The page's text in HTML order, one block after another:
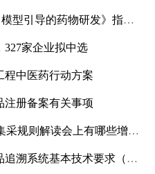
》指导原则实施建议和中文翻译稿意见
327家企业拟中选
程中医药行动方案
注册备案有关事项
则解读会上有哪些增量信息？
技术要求（修订征求意见稿）》意见